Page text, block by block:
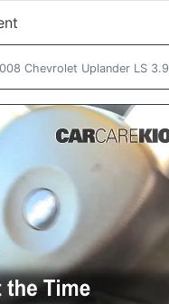
Chevrolet Uplander LS